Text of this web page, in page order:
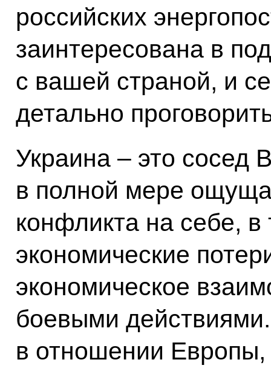
российских
заинтересована в
с вашей страной, и
детально
Украина – это сосед
в полной мере
конфликта на себе,
экономические
экономическое
боевыми
в отношении Европы,